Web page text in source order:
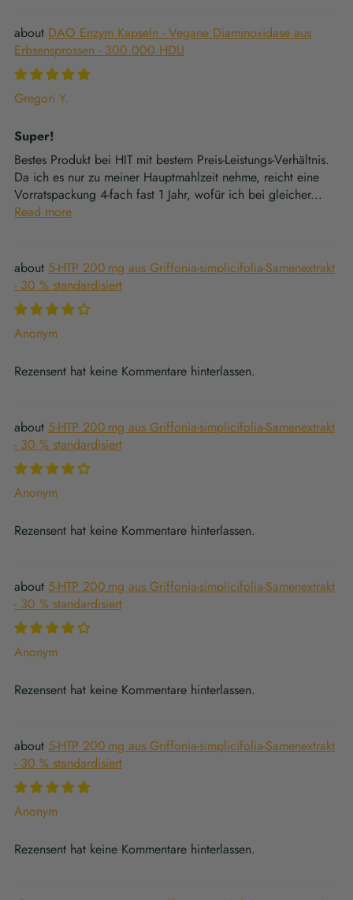
DAO Enzym Kapseln - Vegane Diaminoxidase aus
Erbsensprossen - 300.000 HDU
Gregori Y.
Super!
Bestes Produkt bei HIT mit bestem Preis-Leistungs-Verhältnis.
Da ich es nur zu meiner Hauptmahlzeit nehme, reicht eine
Vorratspackung 4-fach fast 1 Jahr, wofür ich bei gleicher...
Read more
5-HTP 200 mg aus Griffonia-simplicifolia-Samenextrakt
- 30 % standardisiert
Anonym
Rezensent hat keine Kommentare hinterlassen.
5-HTP 200 mg aus Griffonia-simplicifolia-Samenextrakt
- 30 % standardisiert
Anonym
Rezensent hat keine Kommentare hinterlassen.
5-HTP 200 mg aus Griffonia-simplicifolia-Samenextrakt
- 30 % standardisiert
Anonym
Rezensent hat keine Kommentare hinterlassen.
5-HTP 200 mg aus Griffonia-simplicifolia-Samenextrakt
- 30 % standardisiert
Anonym
Rezensent hat keine Kommentare hinterlassen.